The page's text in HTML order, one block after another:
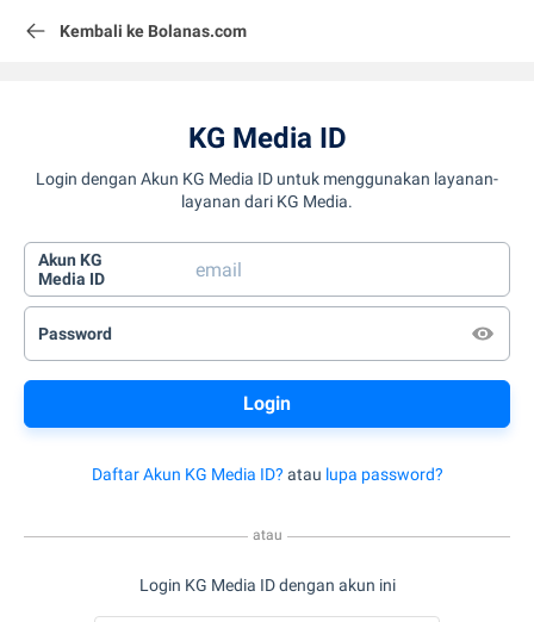
Kembali ke Bolanas.com
KG Media ID
Login dengan Akun KG Media ID untuk menggunakan layanan-
layanan dari KG Media.
Akun KG
Media ID
Password
Daftar Akun KG Media ID? atau lupa password?
atau
Login KG Media ID dengan akun ini